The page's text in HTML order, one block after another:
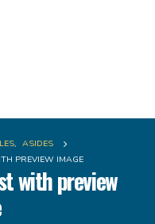
, ASIDES
PREVIEW IMAGE
with preview